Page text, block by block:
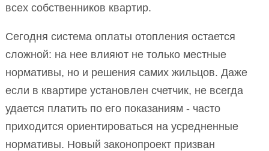
всех собственников квартир.
Сегодня система оплаты отопления остается
сложной: на нее влияют не только местные
нормативы, но и решения самих жильцов. Даже
если в квартире установлен счетчик, не всегда
удается платить по его показаниям - часто
приходится ориентироваться на усредненные
нормативы. Новый законопроект призван